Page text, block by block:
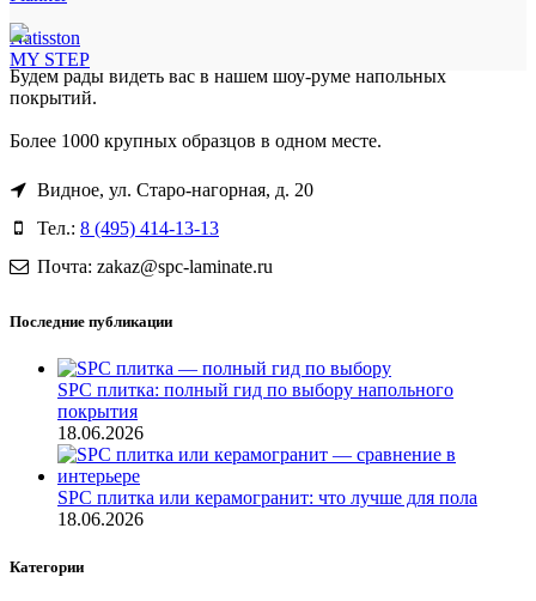
Natisston
MY STEP
Будем рады видеть вас в нашем шоу-руме напольных
покрытий.
Более 1000 крупных образцов в одном месте.
Видное, ул. Старо-нагорная, д. 20
Тел.: 8 (495) 414-13-13
Почта: zakaz@spc-laminate.ru
Последние публикации
SPC плитка: полный гид по выбору напольного
покрытия
18.06.2026
SPC плитка или керамогранит: что лучше для пола
18.06.2026
Категории